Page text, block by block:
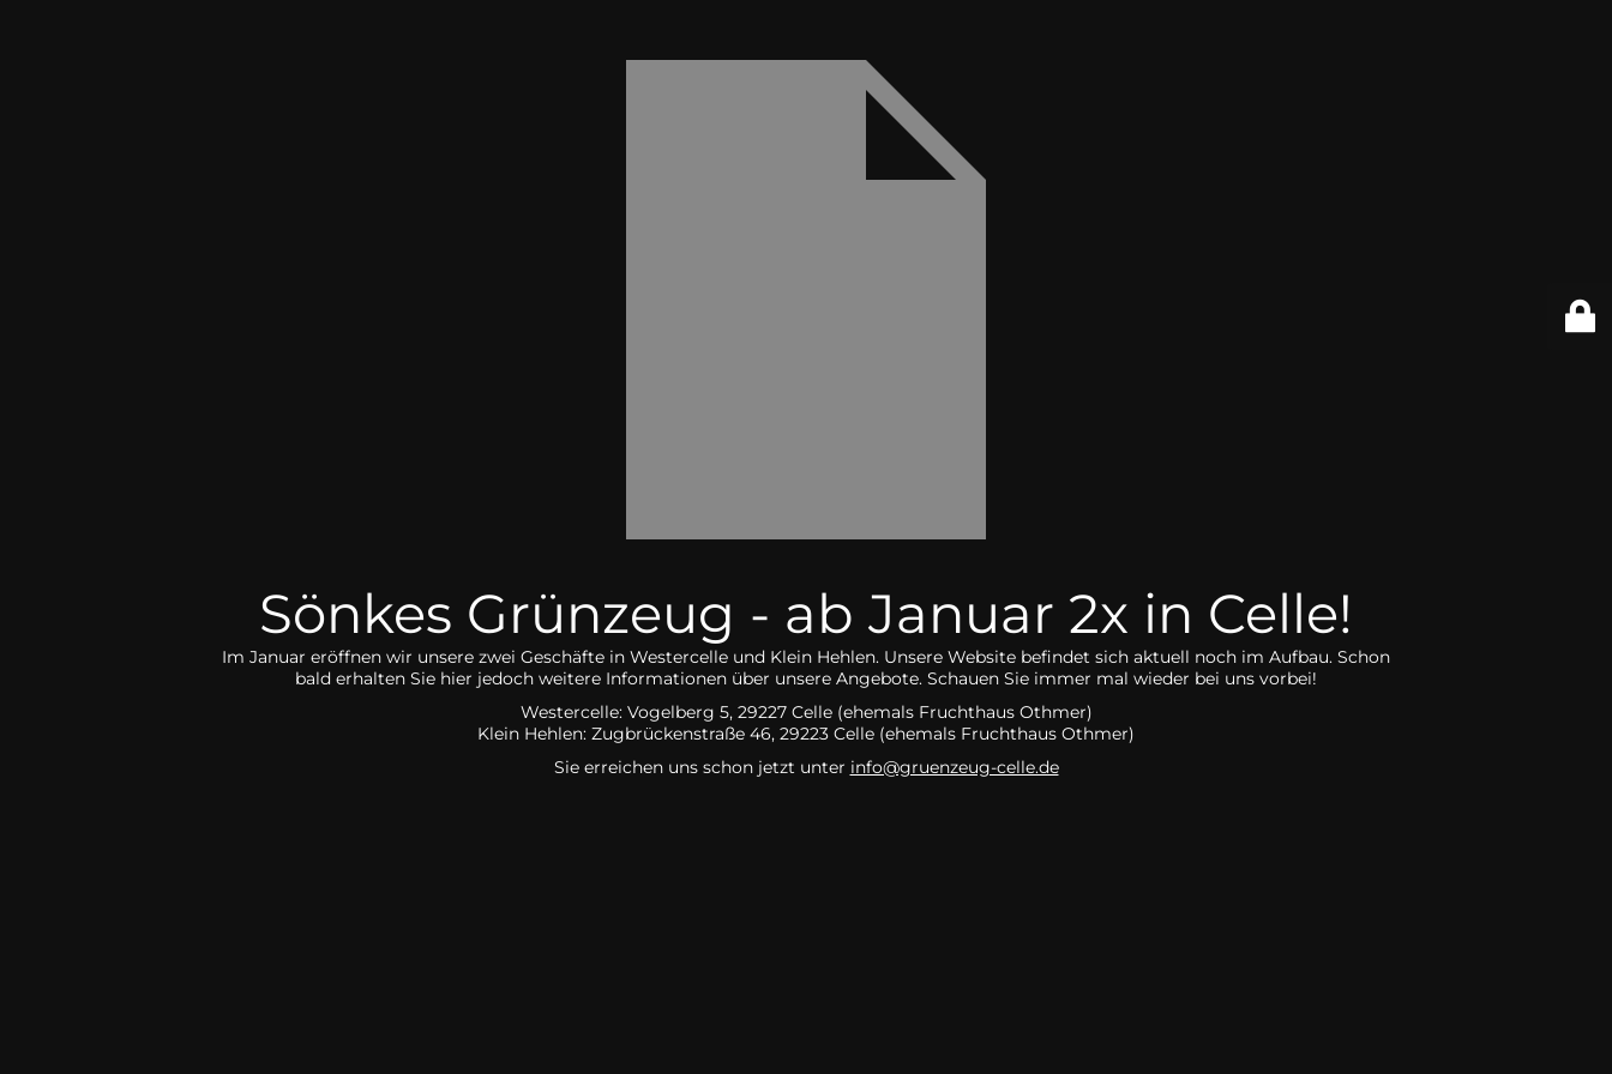
Sönkes Grünzeug - ab Januar 2x in Celle!
Im Januar eröffnen wir unsere zwei Geschäfte in Westercelle und Klein Hehlen. Unsere Website befindet sich aktuell noch im Aufbau. Schon
bald erhalten Sie hier jedoch weitere Informationen über unsere Angebote. Schauen Sie immer mal wieder bei uns vorbei!
Westercelle: Vogelberg 5, 29227 Celle (ehemals Fruchthaus Othmer)
Klein Hehlen: Zugbrückenstraße 46, 29223 Celle (ehemals Fruchthaus Othmer)
Sie erreichen uns schon jetzt unter info@gruenzeug-celle.de